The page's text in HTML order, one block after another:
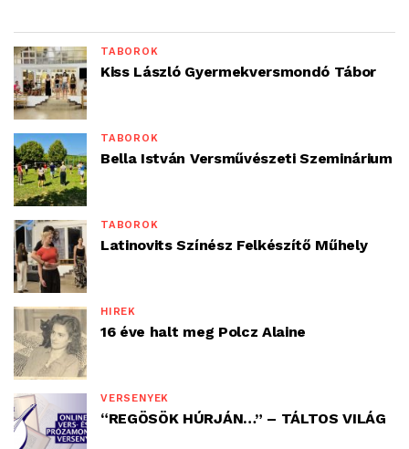
TÁBOROK
Kiss László Gyermekversmondó Tábor
TÁBOROK
Bella István Versművészeti Szeminárium
TÁBOROK
Latinovits Színész Felkészítő Műhely
HÍREK
16 éve halt meg Polcz Alaine
VERSENYEK
“REGÖSÖK HÚRJÁN…” – TÁLTOS VILÁG